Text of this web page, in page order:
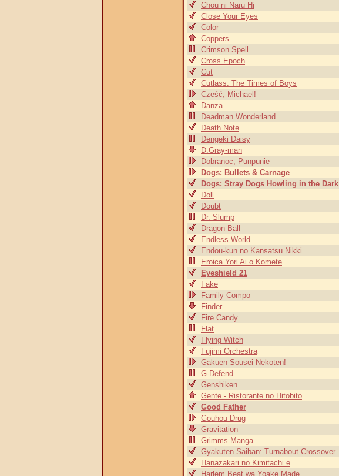
Chou ni Naru Hi
Close Your Eyes
Color
Coppers
Crimson Spell
Cross Epoch
Cut
Cutlass: The Times of Boys
Cześć, Michael!
Danza
Deadman Wonderland
Death Note
Dengeki Daisy
D.Gray-man
Dobranoc, Punpunie
Dogs: Bullets & Carnage
Dogs: Stray Dogs Howling in the Dark
Doll
Doubt
Dr. Slump
Dragon Ball
Endless World
Endou-kun no Kansatsu Nikki
Eroica Yori Ai o Komete
Eyeshield 21
Fake
Family Compo
Finder
Fire Candy
Flat
Flying Witch
Fujimi Orchestra
Gakuen Sousei Nekoten!
G-Defend
Genshiken
Gente - Ristorante no Hitobito
Good Father
Gouhou Drug
Gravitation
Grimms Manga
Gyakuten Saiban: Turnabout Crossover
Hanazakari no Kimitachi e
Harlem Beat wa Yoake Made